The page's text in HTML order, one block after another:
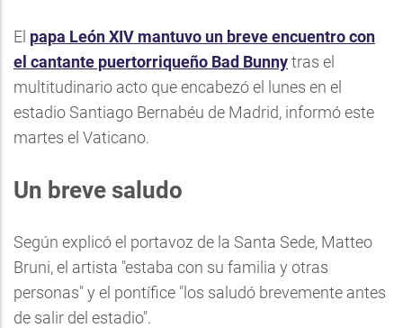
El papa León XIV mantuvo un breve encuentro con
el cantante puertorriqueño Bad Bunnytras el
multitudinario acto que encabezó el lunes en el
estadio Santiago Bernabéu de Madrid, informó este
martes el Vaticano.
Un breve saludo
Según explicó el portavoz de la Santa Sede, Matteo
Bruni, el artista "estaba con su familia y otras
personas" y el pontífice "los saludó brevemente antes
de salir del estadio".